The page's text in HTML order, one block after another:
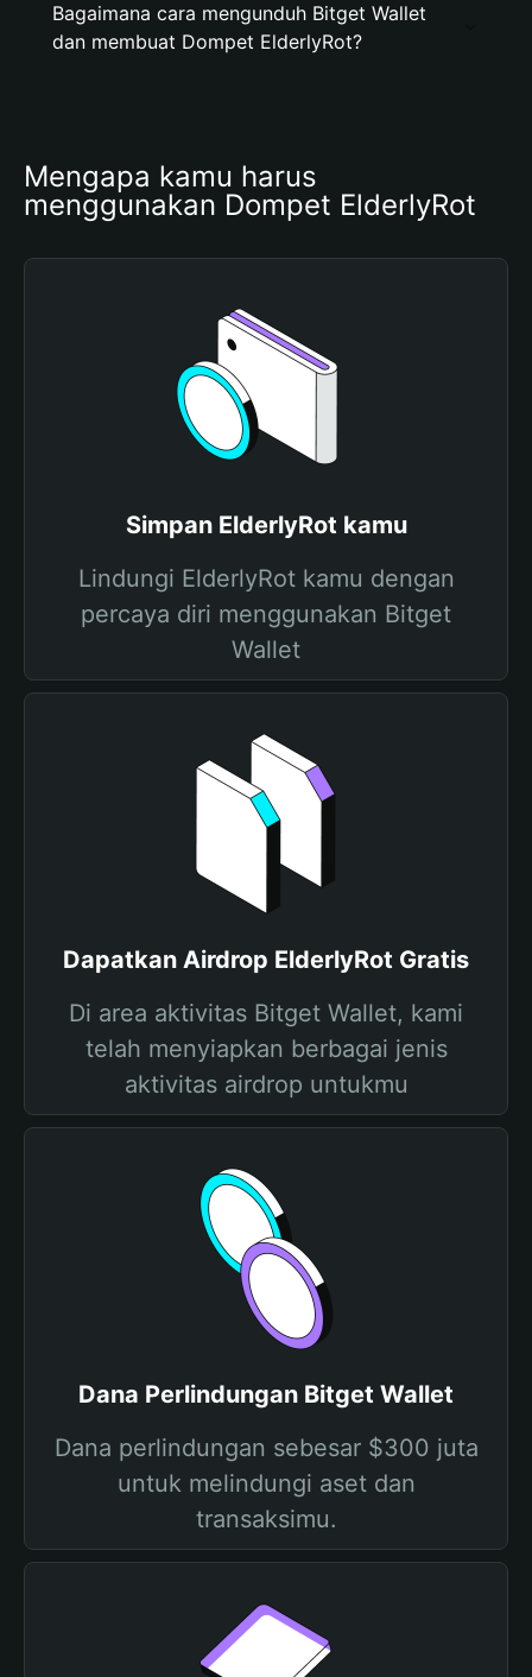
Bagaimana cara mengunduh Bitget Wallet
dan membuat Dompet ElderlyRot?
Mengapa kamu harus
menggunakan Dompet ElderlyRot
Simpan ElderlyRot kamu
Lindungi ElderlyRot kamu dengan
percaya diri menggunakan Bitget
Wallet
Dapatkan Airdrop ElderlyRot Gratis
Di area aktivitas Bitget Wallet, kami
telah menyiapkan berbagai jenis
aktivitas airdrop untukmu
Dana Perlindungan Bitget Wallet
Dana perlindungan sebesar $300 juta
untuk melindungi aset dan
transaksimu.